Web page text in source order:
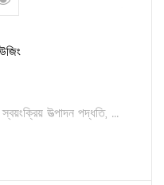
উত্পাদন পদ্ধতি, ...